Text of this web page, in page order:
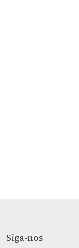
Siga-nos